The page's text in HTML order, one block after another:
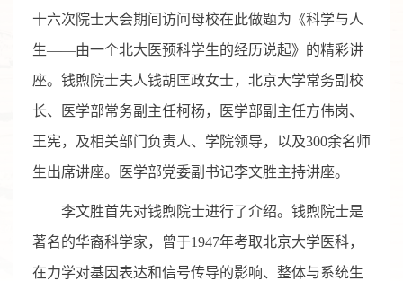
十六次院士大会期间访问母校在此做题为《科学与人
生——由一个北大医预科学生的经历说起》的精彩讲
座。钱煦院士夫人钱胡匡政女士，北京大学常务副校
长、医学部常务副主任柯杨，医学部副主任方伟岗、
王宪，及相关部门负责人、学院领导，以及300余名师
生出席讲座。医学部党委副书记李文胜主持讲座。
李文胜首先对钱煦院士进行了介绍。钱煦院士是
著名的华裔科学家，曾于1947年考取北京大学医科，
在力学对基因表达和信号传导的影响、整体与系统生